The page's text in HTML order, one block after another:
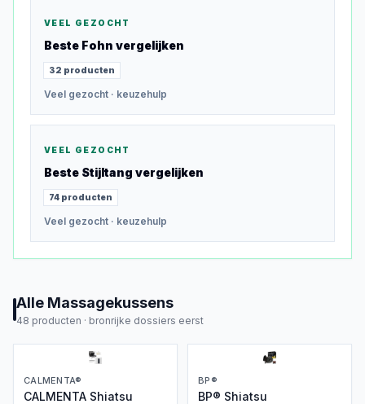
VEEL GEZOCHT
Beste Fohn vergelijken
32 producten
Veel gezocht · keuzehulp
VEEL GEZOCHT
Beste Stijltang vergelijken
74 producten
Veel gezocht · keuzehulp
Alle Massagekussens
48 producten · bronrijke dossiers eerst
CALMENTA®
CALMENTA Shiatsu
BP®
BP® Shiatsu